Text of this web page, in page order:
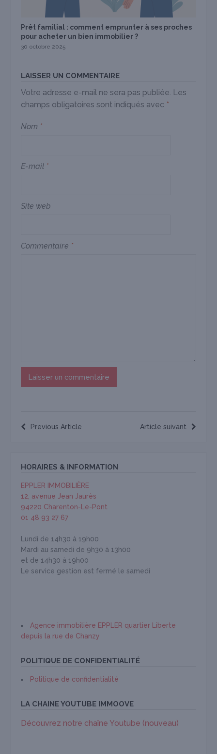
Prêt familial : comment emprunter à ses proches
pour acheter un bien immobilier ?
30 octobre 2025
LAISSER UN COMMENTAIRE
Votre adresse e-mail ne sera pas publiée. Les
champs obligatoires sont indiqués avec *
Nom *
E-mail *
Site web
Commentaire *
Article suivant
Previous Article
HORAIRES & INFORMATION
EPPLER IMMOBILIÈRE
12, avenue Jean Jaurès
94220 Charenton-Le-Pont
01 48 93 27 67
Lundi de 14h30 à 19h00
Mardi au samedi de 9h30 à 13h00
et de 14h30 à 19h00
Le service gestion est fermé le samedi
Agence immobilière EPPLER quartier Liberte
depuis la rue de Chanzy
POLITIQUE DE CONFIDENTIALITÉ
Politique de confidentialité
LA CHAINE YOUTUBE IMMOOVE
Découvrez notre chaîne Youtube (nouveau)